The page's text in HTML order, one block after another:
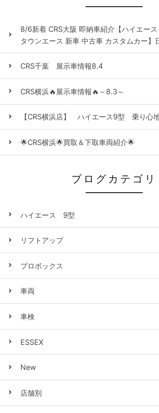
8/6新着 CRS大阪 即納車紹介【ハイエー
タウンエース 新車 中古車 カスタムカー】
CRS千葉 展示車情報8.4
CRS横浜🔥展示車情報🔥～8.3～
【CRS横浜店】 ハイエース9型 乗り心
🌟CRS横浜🌟買取＆下取車両紹介🌟
ブログカテゴリ
ハイエース 9型
リフトアップ
プロボックス
車両
車検
ESSEX
New
店舗別